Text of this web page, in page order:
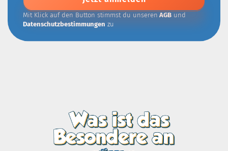
Mit Klick auf den Button stimmst du unseren AGB und
Datenschutzbestimmungen zu